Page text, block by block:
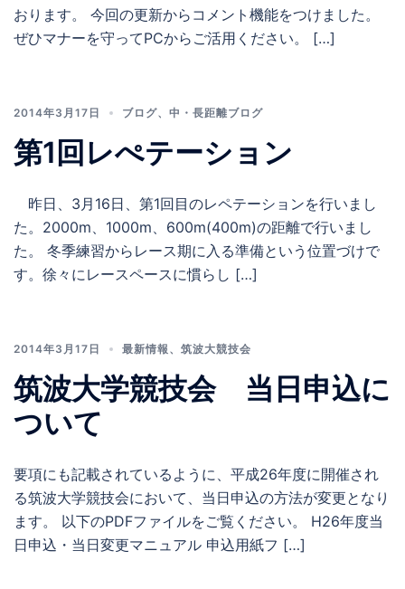
おります。 今回の更新からコメント機能をつけました。
ぜひマナーを守ってPCからご活用ください。 […]
2014年3月17日 ブログ、 中・長距離ブログ
第1回レぺテーション
昨日、3月16日、第1回目のレペテーションを行いまし
た。2000m、1000m、600m(400m)の距離で行いまし
た。 冬季練習からレース期に入る準備という位置づけで
す。徐々にレースペースに慣らし […]
2014年3月17日 最新情報 、 筑波大競技会
筑波大学競技会 当日申込に
ついて
要項にも記載されているように、平成26年度に開催され
る筑波大学競技会において、当日申込の方法が変更となり
ます。 以下のPDFファイルをご覧ください。 H26年度当
日申込・当日変更マニュアル 申込用紙フ […]